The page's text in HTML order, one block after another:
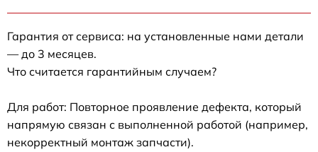
Гарантия от сервиса: на установленные нами детали
— до 3 месяцев.
Что считается гарантийным случаем?
Для работ: Повторное проявление дефекта, который
напрямую связан с выполненной работой (например,
некорректный монтаж запчасти).